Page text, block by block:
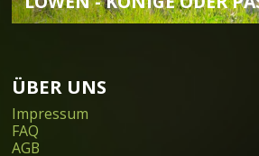
ÜBER UNS
Impressum
FAQ
AGB